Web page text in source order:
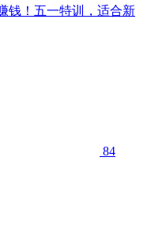
钱！五一特训，适合新
84